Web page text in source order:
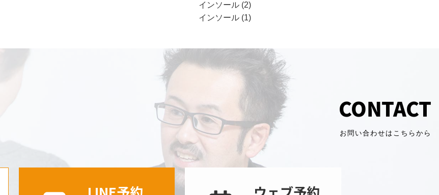
インソール (2)
インソール (1)
CONTACT
お問い合わせはこちらから